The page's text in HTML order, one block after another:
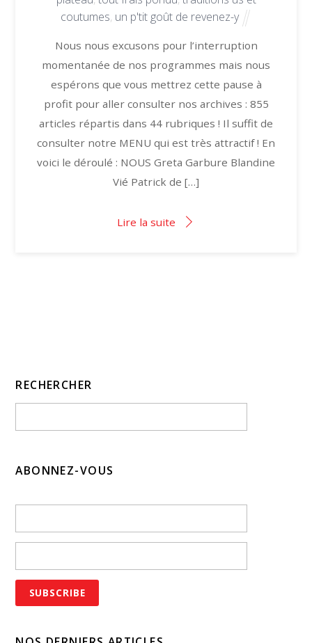
coutumes, un p'tit goût de revenez-y
Nous nous excusons pour l’interruption
momentanée de nos programmes mais nous
espérons que vous mettrez cette pause à
profit pour aller consulter nos archives : 855
articles répartis dans 44 rubriques ! Il suffit de
consulter notre MENU qui est très attractif ! En
voici le déroulé : NOUS Greta Garbure Blandine
Vié Patrick de […]
Lire la suite
RECHERCHER
ABONNEZ-VOUS